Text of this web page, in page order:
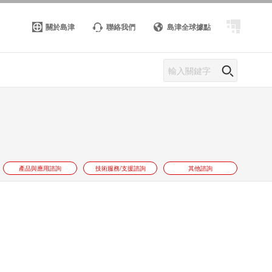
關於島津 聯絡我們 島津全球據點
產品與應用諮詢 技術服務/支援諮詢 其他諮詢